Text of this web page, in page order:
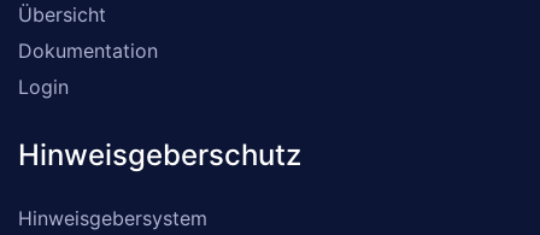
Übersicht
Dokumentation
Login
Hinweisgeberschutz
Hinweisgebersystem